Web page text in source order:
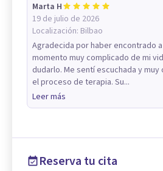
Marta H
19 de julio de 2026
Localización: Bilbao
Agradecida por haber encontrado a
momento muy complicado de mi
dudarlo. Me sentí escuchada y
el proceso de terapia. Su...
Leer más
Reserva tu cita